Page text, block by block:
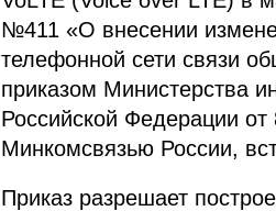
№411 «О внесении
телефонной сети связи
приказом Министерства
Российской Федерации
Минкомсвязью России,
Приказ разрешает